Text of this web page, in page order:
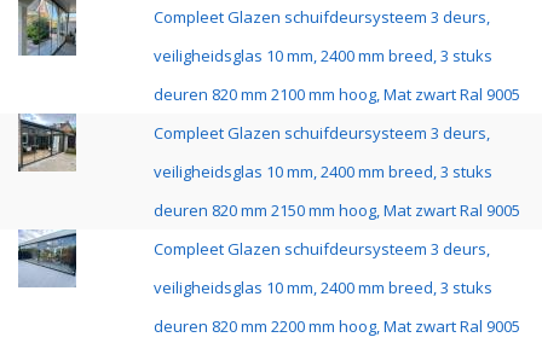
Compleet Glazen schuifdeursysteem 3 deurs,
veiligheidsglas 10 mm, 2400 mm breed, 3 stuks
deuren 820 mm 2100 mm hoog, Mat zwart Ral 9005
Compleet Glazen schuifdeursysteem 3 deurs,
veiligheidsglas 10 mm, 2400 mm breed, 3 stuks
deuren 820 mm 2150 mm hoog, Mat zwart Ral 9005
Compleet Glazen schuifdeursysteem 3 deurs,
veiligheidsglas 10 mm, 2400 mm breed, 3 stuks
deuren 820 mm 2200 mm hoog, Mat zwart Ral 9005